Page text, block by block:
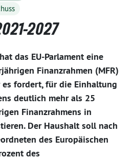
2027
das EU-Parlament eine
Finanzrahmen (MFR)
fordert, für die Einhaltung
deutlich mehr als 25
Finanzrahmens in
Der Haushalt soll nach
des Europäischen
des